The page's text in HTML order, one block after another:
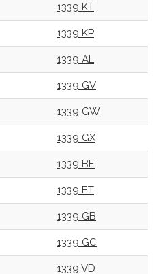
1339 KT
1339 KP
1339 AL
1339 GV
1339 GW
1339 GX
1339 BE
1339 ET
1339 GB
1339 GC
1339 VD